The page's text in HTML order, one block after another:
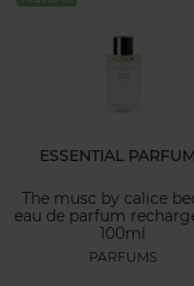
ESSENTIAL
The musc by calice
eau de parfum
100ml
PARFUMS